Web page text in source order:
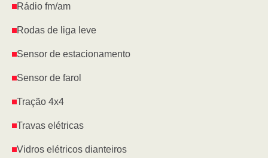
Rádio fm/am
Rodas de liga leve
Sensor de estacionamento
Sensor de farol
Tração 4x4
Travas elétricas
Vidros elétricos dianteiros